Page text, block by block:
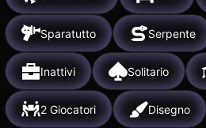
Sparatutto Serpente
Inattivi Solitario
2 Giocatori Disegno